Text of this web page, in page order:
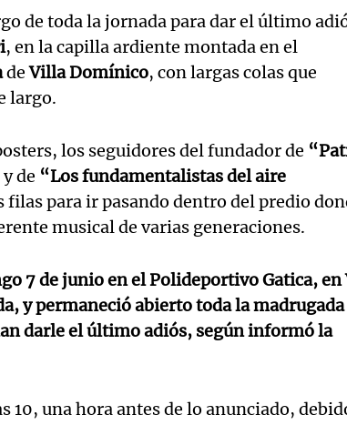
de toda la jornada para dar el último
, en la capilla ardiente montada en el
deVilla Domínico, con largas colas que
largo.
los seguidores del fundador de
y de “Los fundamentalistas del aire
filas para ir pasando dentro del predio
musical de varias generaciones.
7 de junio en elPolideportivo Gatica, en
, y permaneció abierto toda la
darle el último adiós, según informó la
10, una hora antes de lo anunciado,